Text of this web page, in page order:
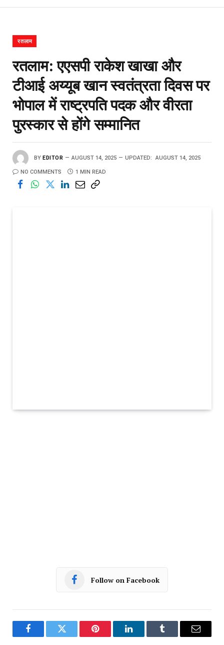
रतलाम
रतलाम: एएसपी राकेश खाखा और
टीआई अय्यूब खान स्वतंत्रता दिवस पर
भोपाल में राष्ट्रपति पदक और वीरता
पुरस्कार से होंगे सम्मानित
BY EDITOR AUGUST 14, 2025 UPDATED: AUGUST 14, 2025
NO COMMENTS 1 MIN READ
Follow on Facebook
FacebookTwitter Pinterest LinkedInTumblr Email